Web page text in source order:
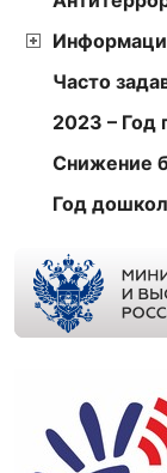
Часто
2023 – Год
Снижение
Год